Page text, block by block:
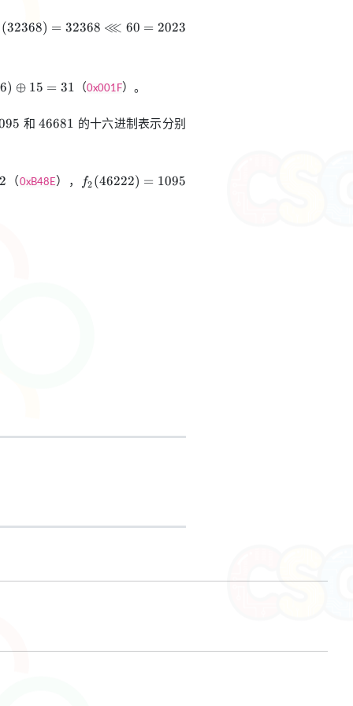
(32368) = 32368 ⋘ 60 = 2023
) ⊕ 15 = 31 （0x001F）。
和46681
46681 的十六进制表示分别
（0xB48E）， f_2(46222)=1095
f2 (46222) = 1095